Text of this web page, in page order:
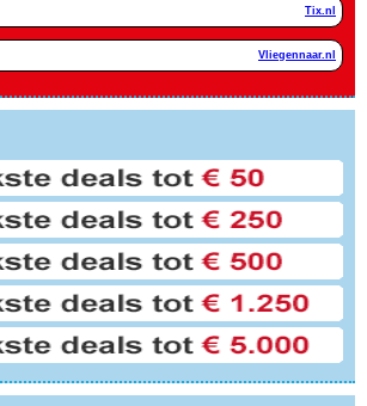
Tix.nl
Vliegennaar.nl